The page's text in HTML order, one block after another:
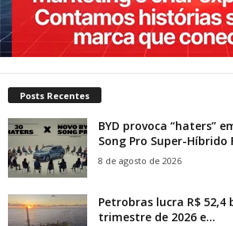
Posts Recentes
BYD provoca “haters”
Song Pro Super-Híbrido
8 de agosto de 2026
Petrobras lucra R$ 52,4
trimestre de 2026 e...